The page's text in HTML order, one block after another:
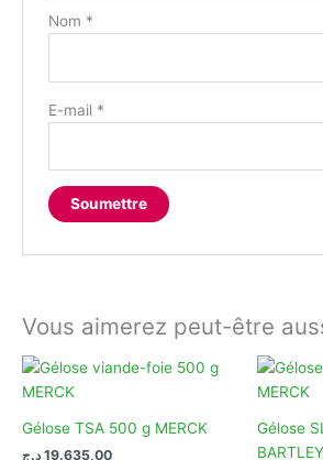
Nom *
E-mail *
Vous aimerez peut-être
Gélose TSA 500 g MERCK
19.635,00 د.ج
Gélose